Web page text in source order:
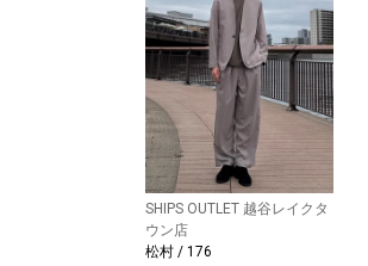
SHIPS OUTLET 越谷レイクタ
ウン店
松村 / 176